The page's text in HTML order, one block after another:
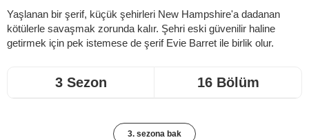
Yaşlanan bir şerif, küçük şehirleri New Hampshire'a dadanan
kötülerle savaşmak zorunda kalır. Şehri eski güvenilir haline
getirmek için pek istemese de şerif Evie Barret ile birlik olur.
3 Sezon 16 Bölüm
3. sezona bak